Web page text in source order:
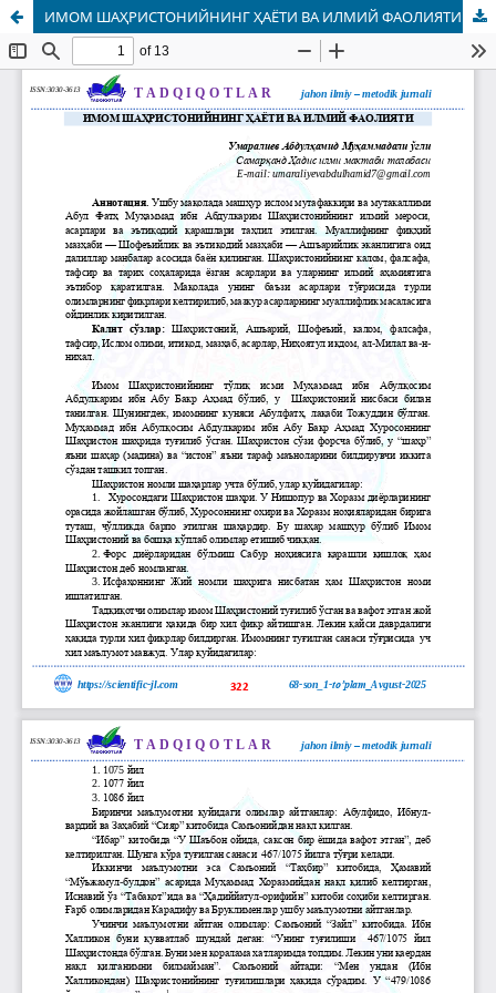
ИМОМ ШАҲРИСТОНИЙНИНГ ҲАЁТИ ВА ИЛМИЙ ФАОЛИЯТИ